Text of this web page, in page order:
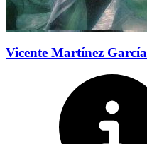
Vicente Martínez García